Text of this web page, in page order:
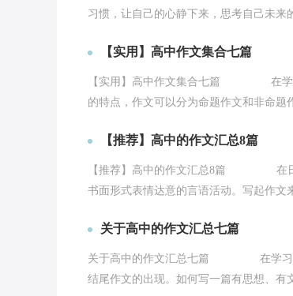
习惯，让自己的心静下来，思考自己未来
【实用】高中作文集合七篇
【实用】高中作文集合七篇 在学习
的特点，作文可以分为命题作文和非命题
【推荐】高中的作文汇总8篇
【推荐】高中的作文汇总8篇 在日常
书面形式表情达意的言语活动。写起作文
关于高中的作文汇总七篇
关于高中的作文汇总七篇 在学习、工
结尾作文的出现。如何写一篇有思想、有